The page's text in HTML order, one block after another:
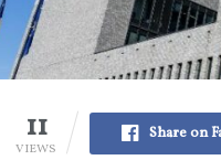
11
VIEWS
Share on